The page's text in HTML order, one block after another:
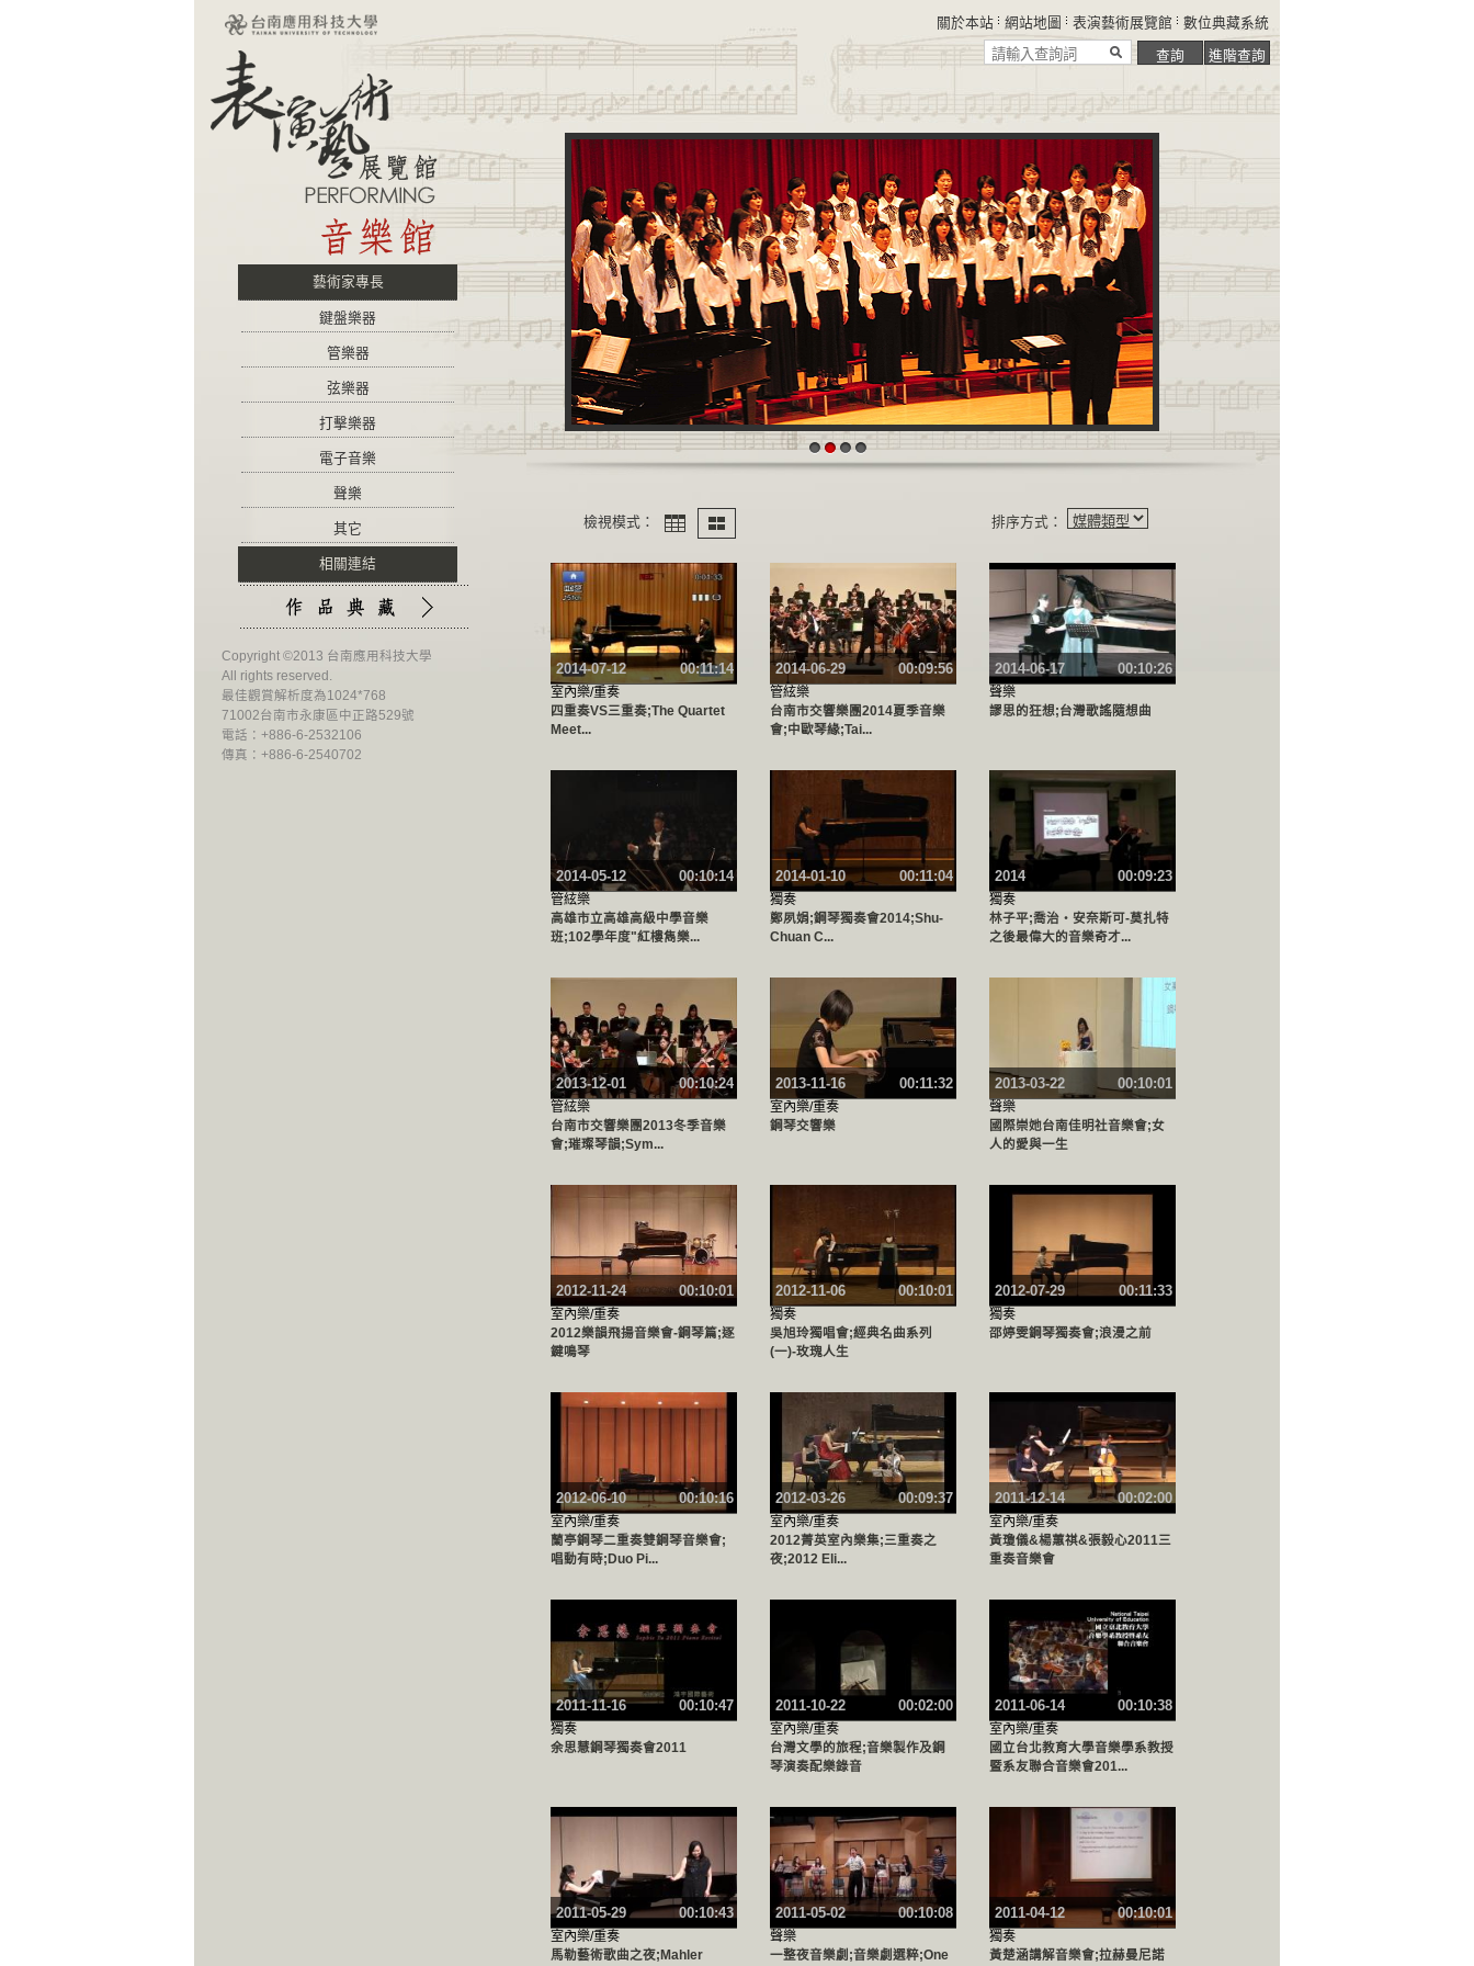
關於本站 網站地圖 表演藝術展覽館 數位典藏系統
藝術家專長
鍵盤樂器
管樂器
弦樂器
打擊樂器
電子音樂
聲樂
其它
相關連結
Copyright ©2013 台南應用科技大學
All rights reserved.
最佳觀賞解析度為1024*768
71002台南市永康區中正路529號
電話：+886-6-2532106
傳真：+886-6-2540702
1 2 3 4
檢視模式： 排序方式：
2014-07-12 00:11:14
室內樂/重奏
四重奏VS三重奏;The Quartet
Meet...
2014-06-29 00:09:56
管絃樂
台南市交響樂團2014夏季音樂
會;中歐琴緣;Tai...
2014-06-17 00:10:26
聲樂
謬思的狂想;台灣歌謠隨想曲
2014-05-12 00:10:14
管絃樂
高雄市立高雄高級中學音樂
班;102學年度"紅樓雋樂...
2014-01-10 00:11:04
獨奏
鄭夙娟;鋼琴獨奏會2014;Shu-
Chuan C...
2014 00:09:23
獨奏
林子平;喬治‧安奈斯可-莫扎特
之後最偉大的音樂奇才...
2013-12-01 00:10:24
管絃樂
台南市交響樂團2013冬季音樂
會;璀璨琴韻;Sym...
2013-11-16 00:11:32
室內樂/重奏
鋼琴交響樂
2013-03-22 00:10:01
聲樂
國際崇她台南佳明社音樂會;女
人的愛與一生
2012-11-24 00:10:01
室內樂/重奏
2012樂韻飛揚音樂會-鋼琴篇;逐
鍵鳴琴
2012-11-06 00:10:01
獨奏
吳旭玲獨唱會;經典名曲系列
(一)-玫瑰人生
2012-07-29 00:11:33
獨奏
邵婷雯鋼琴獨奏會;浪漫之前
2012-06-10 00:10:16
室內樂/重奏
蘭亭鋼琴二重奏雙鋼琴音樂會;
唱動有時;Duo Pi...
2012-03-26 00:09:37
室內樂/重奏
2012菁英室內樂集;三重奏之
夜;2012 Eli...
2011-12-14 00:02:00
室內樂/重奏
黃瓊儀&楊蕙祺&張毅心2011三
重奏音樂會
2011-11-16 00:10:47
獨奏
余思慧鋼琴獨奏會2011
2011-10-22 00:02:00
室內樂/重奏
台灣文學的旅程;音樂製作及鋼
琴演奏配樂錄音
2011-06-14 00:10:38
室內樂/重奏
國立台北教育大學音樂學系教授
暨系友聯合音樂會201...
2011-05-29 00:10:43
室內樂/重奏
馬勒藝術歌曲之夜;Mahler
2011-05-02 00:10:08
聲樂
一整夜音樂劇;音樂劇選粹;One
2011-04-12 00:10:01
獨奏
黃楚涵講解音樂會;拉赫曼尼諾